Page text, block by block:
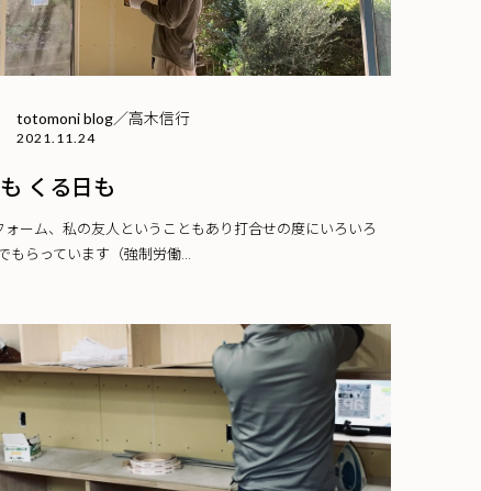
totomoni blog／高木信行
2021.11.24
くる日も
ォーム、私の友人ということもあり打合せの度にいろいろ
もらっています（強制労働...